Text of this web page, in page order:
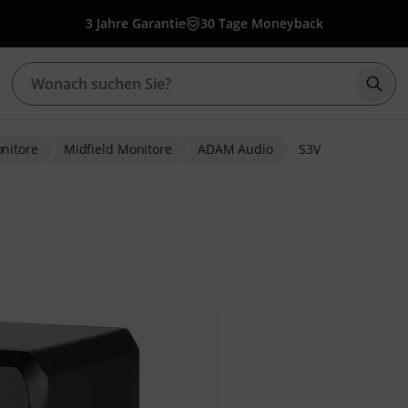
3 Jahre Garantie 30 Tage Moneyback
Midfield Monitore ADAM Audio S3V